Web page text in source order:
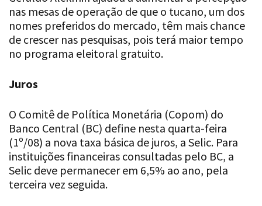
nas mesas de operação de que o tucano, um dos
nomes preferidos do mercado, têm mais chance
de crescer nas pesquisas, pois terá maior tempo
no programa eleitoral gratuito.
Juros
O Comitê de Política Monetária (Copom) do
Banco Central (BC) define nesta quarta-feira
(1º/08) a nova taxa básica de juros, a Selic. Para
instituições financeiras consultadas pelo BC, a
Selic deve permanecer em 6,5% ao ano, pela
terceira vez seguida.